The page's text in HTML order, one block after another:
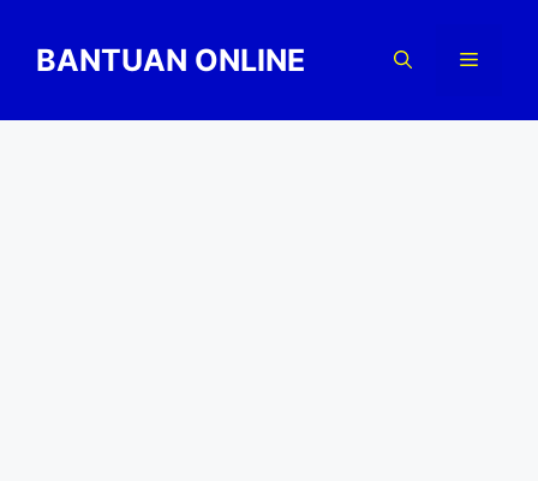
contentBANTUAN ONLINE Menu